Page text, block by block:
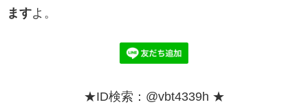
ますよ。
★ID検索：@vbt4339h ★